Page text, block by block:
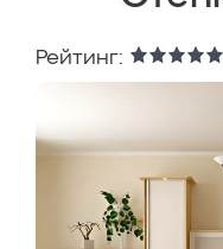
Рейтинг: